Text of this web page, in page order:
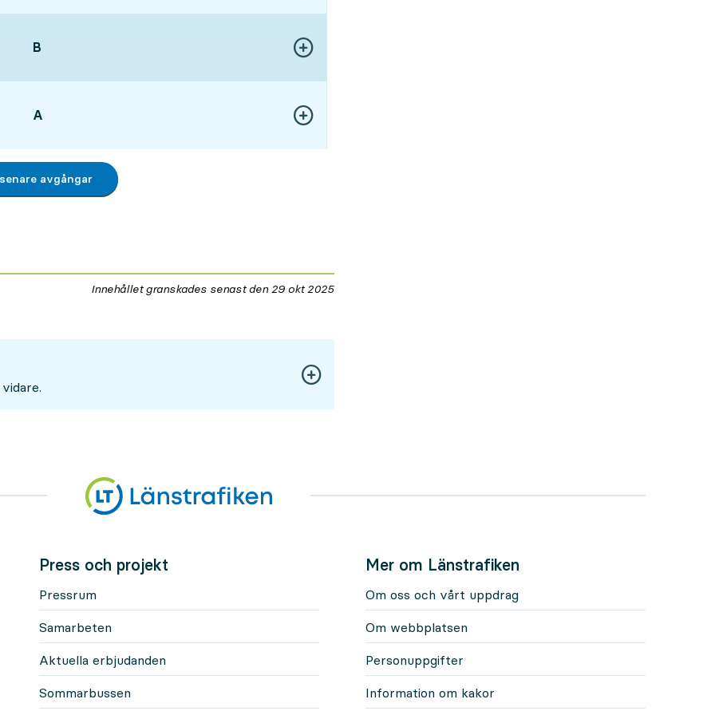
LÄGE,
B Visa fler detaljer
LÄGE,
A Visa fler detaljer
avgångar
Innehållet granskades senast den 29 okt 2025
Press och projekt
Pressrum
Samarbeten
Aktuella erbjudanden
Sommarbussen
Mer om Länstrafiken
Om oss och vårt uppdrag
Om webbplatsen
Personuppgifter
Information om kakor